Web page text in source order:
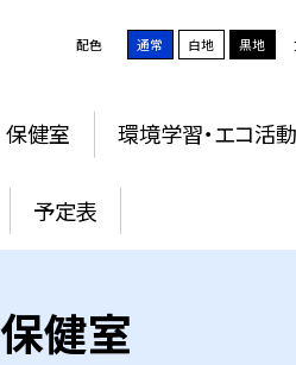
配色 通常 白地 黒地
保健室 環境学習・エコ活動
予定表
保健室